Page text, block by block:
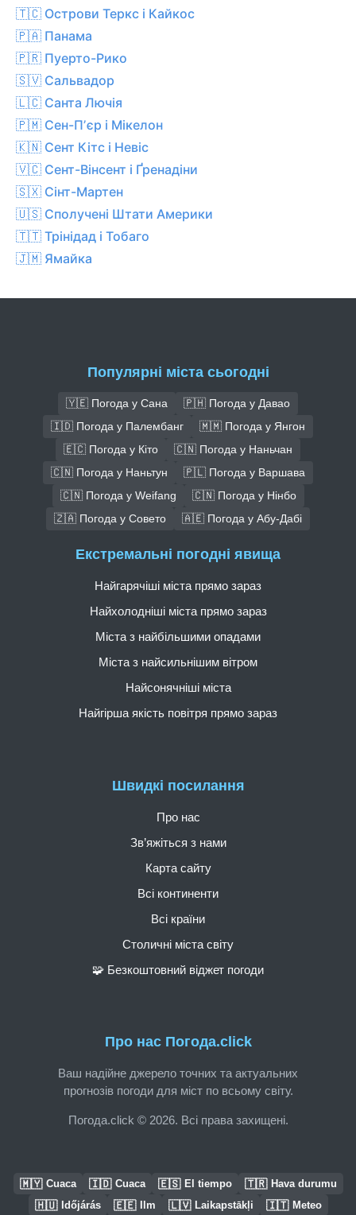
🇹🇨 Острови Теркс і Кайкос
🇵🇦 Панама
🇵🇷 Пуерто-Рико
🇸🇻 Сальвадор
🇱🇨 Санта Лючія
🇵🇲 Сен-Пʼєр і Мікелон
🇰🇳 Сент Кітс і Невіс
🇻🇨 Сент-Вінсент і Ґренадіни
🇸🇽 Сінт-Мартен
🇺🇸 Сполучені Штати Америки
🇹🇹 Трінідад і Тобаго
🇯🇲 Ямайка
Популярні міста сьогодні
🇾🇪 Погода у Сана
🇵🇭 Погода у Давао
🇮🇩 Погода у Палембанг
🇲🇲 Погода у Янгон
🇪🇨 Погода у Кіто
🇨🇳 Погода у Наньчан
🇨🇳 Погода у Наньтун
🇵🇱 Погода у Варшава
🇨🇳 Погода у Weifang
🇨🇳 Погода у Нінбо
🇿🇦 Погода у Совето
🇦🇪 Погода у Абу-Дабі
Про нас Погода.click
Ваш надійне джерело точних та актуальних
прогнозів погоди для міст по всьому світу.
Погода.click © 2026. Всі права захищені.
Швидкі посилання
Про нас
Зв’яжіться з нами
Карта сайту
Всі континенти
Всі країни
Столичні міста світу
🧩 Безкоштовний віджет погоди
Екстремальні погодні явища
Найгарячіші міста прямо зараз
Найхолодніші міста прямо зараз
Міста з найбільшими опадами
Міста з найсильнішим вітром
Найсонячніші міста
Найгірша якість повітря прямо зараз
🇲🇾 Cuaca 🇮🇩 Cuaca 🇪🇸 El tiempo 🇹🇷 Hava durumu
🇭🇺 Időjárás 🇪🇪 Ilm 🇱🇻 Laikapstākļi 🇮🇹 Meteo